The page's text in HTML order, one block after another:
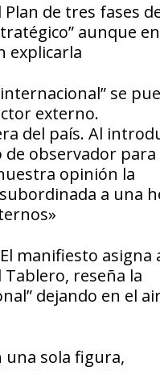
de tres fases
aunque
explicarla
se
externo.
del país. Al
de observador
opinión la
a una
manifiesto asigna
reseña la
dejando en el
una sola figura,